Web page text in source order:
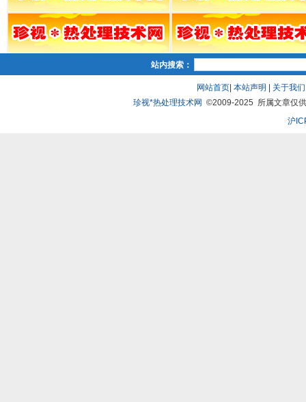
站内搜索：
网站首页| 本站声明 关于我们
珍视*热处理技术网 ©2009-2025 所属文章仅
沪